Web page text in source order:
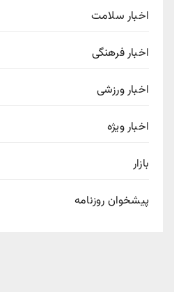
اخبار سلامت
اخبار فرهنگی
اخبار ورزشی
اخبار ویژه
بازار
پیشخوان روزنامه